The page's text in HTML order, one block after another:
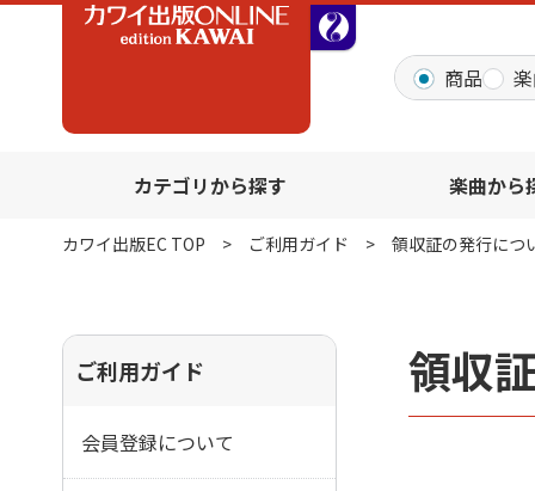
商品
カテゴリから探す 楽曲から
カワイ出版EC TOP ご利用ガイド 領収証の発行につ
領収
ご利用ガイド
会員登録について